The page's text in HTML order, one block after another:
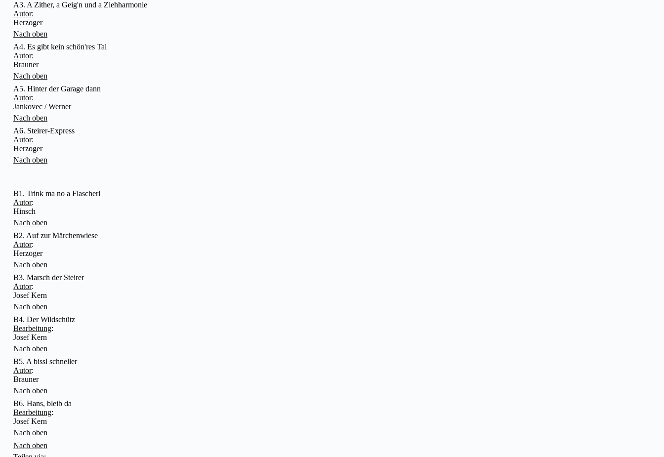
A3. A Zither, a Geig'n und a Ziehharmonie
Autor:
Herzoger
Nach oben
A4. Es gibt kein schön'res Tal
Autor:
Brauner
Nach oben
A5. Hinter der Garage dann
Autor:
Jankovec / Werner
Nach oben
A6. Steirer-Express
Autor:
Herzoger
Nach oben
B1. Trink ma no a Flascherl
Autor:
Hinsch
Nach oben
B2. Auf zur Märchenwiese
Autor:
Herzoger
Nach oben
B3. Marsch der Steirer
Autor:
Josef Kern
Nach oben
B4. Der Wildschütz
Bearbeitung:
Josef Kern
Nach oben
B5. A bissl schneller
Autor:
Brauner
Nach oben
B6. Hans, bleib da
Bearbeitung:
Josef Kern
Nach oben
Nach oben